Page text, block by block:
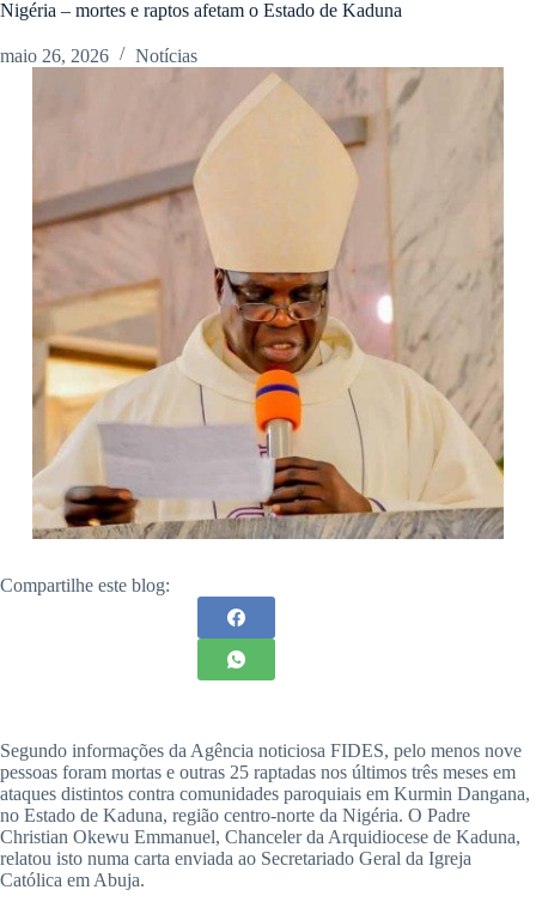
Nigéria – mortes e raptos afetam o Estado de Kaduna
maio 26, 2026 Notícias
Compartilhe este blog:
Segundo informações da Agência noticiosa FIDES, pelo menos nove
pessoas foram mortas e outras 25 raptadas nos últimos três meses em
ataques distintos contra comunidades paroquiais em Kurmin Dangana,
no Estado de Kaduna, região centro-norte da Nigéria. O Padre
Christian Okewu Emmanuel, Chanceler da Arquidiocese de Kaduna,
relatou isto numa carta enviada ao Secretariado Geral da Igreja
Católica em Abuja.